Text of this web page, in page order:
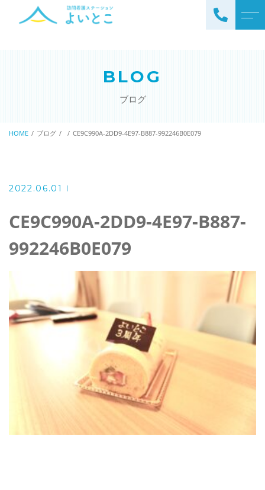
ステーションについて
訪問看護の流れ
掲示事項
公開情報
お問い合わせ
025-311-1290
お問い合わせ
メール・フォーム
BLOG
ブログ
HOME ブログ CE9C990A-2DD9-4E97-B887-992246B0E079
2022.06.01
CE9C990A-2DD9-4E97-B887-
992246B0E079